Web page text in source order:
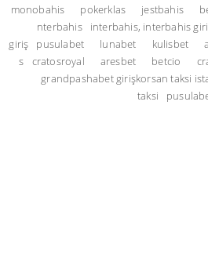
monobahis
pokerklas jestbahis
nterbahis
interbahis, interbahis
giriş
pusulabet lunabet kulisbet
s
cratosroyal aresbet betcio
grandpashabet girişkorsan taksi
taksi